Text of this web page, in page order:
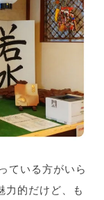
ている方がいら
力的だけど、も